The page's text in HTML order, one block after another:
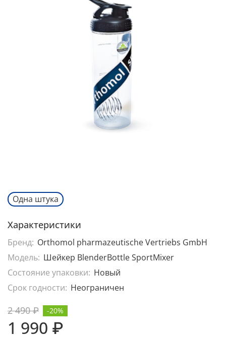
Одна штука
Характеристики
Бренд: Orthomol pharmazeutische Vertriebs GmbH
Модель: Шейкер BlenderBottle SportMixer
Состояние упаковки: Новый
Срок годности: Неограничен
2 490 ₽
1 990 ₽
-20%